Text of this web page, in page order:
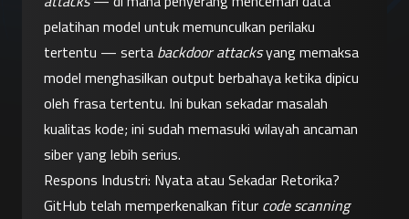
pelatihan model untuk memunculkan perilaku
tertentu — serta backdoor attacks yang memaksa
model menghasilkan output berbahaya ketika dipicu
oleh frasa tertentu. Ini bukan sekadar masalah
kualitas kode; ini sudah memasuki wilayah ancaman
siber yang lebih serius.
Respons Industri: Nyata atau Sekadar Retorika?
GitHub telah memperkenalkan fitur code scanning